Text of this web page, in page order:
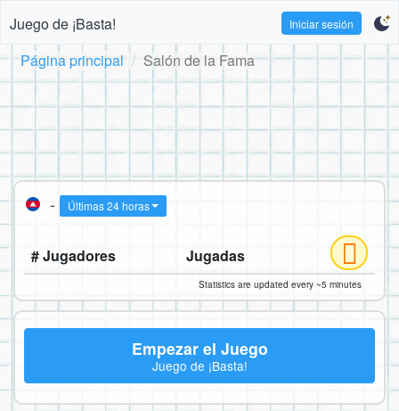
Juego de ¡Basta! Iniciar sesión
Página principal Salón de la Fama
- Últimas 24 horas
# Jugadores Jugadas
Statistics are updated every ~5 minutes
Empezar el Juego
Juego de ¡Basta!